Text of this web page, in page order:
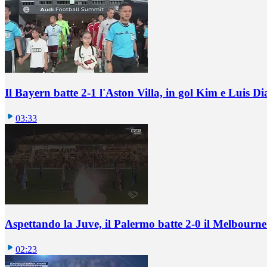
Il Bayern batte 2-1 l'Aston Villa, in gol Kim e Luis
03:33
Aspettando la Juve, il Palermo batte 2-0 il
02:23